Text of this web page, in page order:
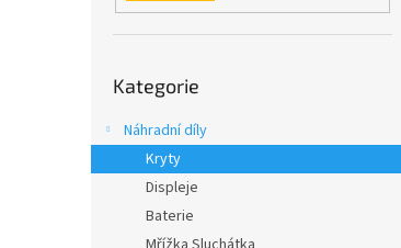
l
kategorie
Kategorie
Náhradní díly
Kryty
Displeje
Baterie